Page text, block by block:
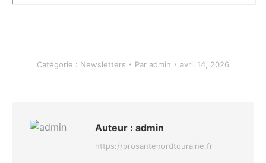
Catégorie : Newsletters Par admin avril 14, 2026
Auteur : admin
https://prosantenordtouraine.fr